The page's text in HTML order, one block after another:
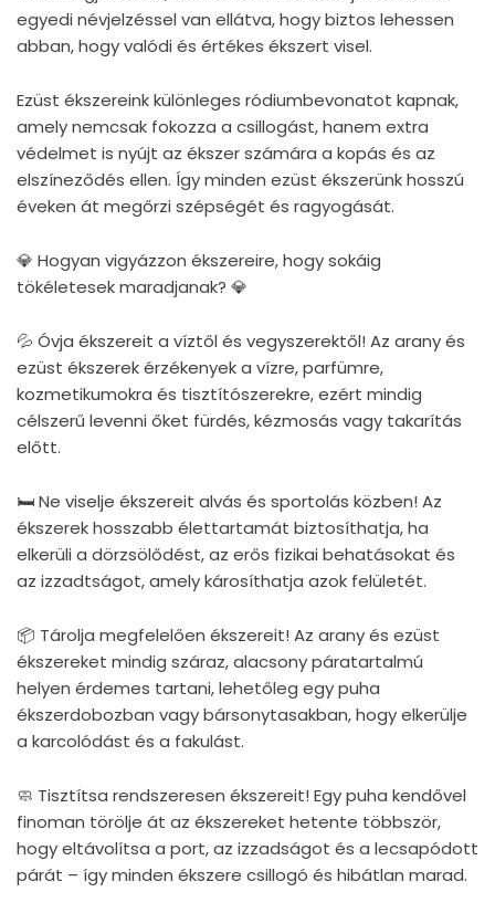
egyedi névjelzéssel van ellátva, hogy biztos lehessen
abban, hogy valódi és értékes ékszert visel.
Ezüst ékszereink különleges ródiumbevonatot kapnak,
amely nemcsak fokozza a csillogást, hanem extra
védelmet is nyújt az ékszer számára a kopás és az
elszíneződés ellen. Így minden ezüst ékszerünk hosszú
éveken át megőrzi szépségét és ragyogását.
💎 Hogyan vigyázzon ékszereire, hogy sokáig
tökéletesek maradjanak? 💎
💦 Óvja ékszereit a víztől és vegyszerektől! Az arany és
ezüst ékszerek érzékenyek a vízre, parfümre,
kozmetikumokra és tisztítószerekre, ezért mindig
célszerű levenni őket fürdés, kézmosás vagy takarítás
előtt.
🛏 Ne viselje ékszereit alvás és sportolás közben! Az
ékszerek hosszabb élettartamát biztosíthatja, ha
elkerüli a dörzsölődést, az erős fizikai behatásokat és
az izzadtságot, amely károsíthatja azok felületét.
📦 Tárolja megfelelően ékszereit! Az arany és ezüst
ékszereket mindig száraz, alacsony páratartalmú
helyen érdemes tartani, lehetőleg egy puha
ékszerdobozban vagy bársonytasakban, hogy elkerülje
a karcolódást és a fakulást.
🧼 Tisztítsa rendszeresen ékszereit! Egy puha kendővel
finoman törölje át az ékszereket hetente többször,
hogy eltávolítsa a port, az izzadságot és a lecsapódott
párát – így minden ékszere csillogó és hibátlan marad.